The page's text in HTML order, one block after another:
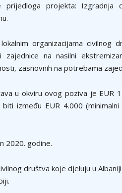
projekta: Izgradnja
organizacijama civilnog
na nasilni
zasnovnih na potrebama
u okviru ovog poziva je EUR
između EUR 4.000 (minimalni
2020. godine.
društva koje djeluju u